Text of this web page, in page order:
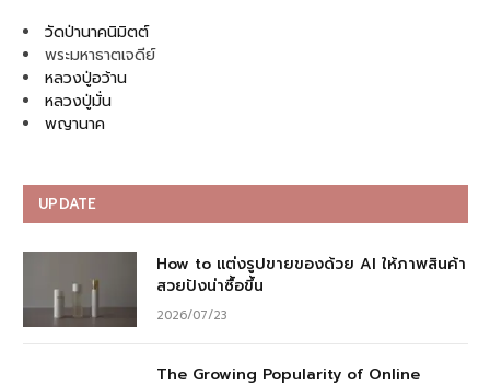
วัดป่านาคนิมิตต์
พระมหาธาตเจดีย์
หลวงปู่อว้าน
หลวงปู่มั่น
พญานาค
UPDATE
How to แต่งรูปขายของด้วย AI ให้ภาพสินค้า
สวยปังน่าซื้อขึ้น
2026/07/23
The Growing Popularity of Online